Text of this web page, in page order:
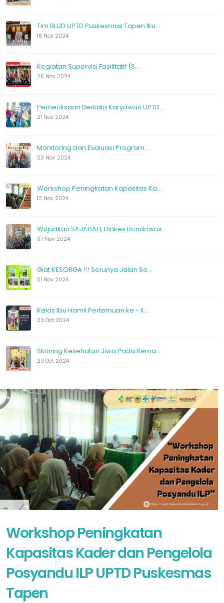
Tim BLUD UPTD Puskesmas Tapen Iku...
18 Nov 2024
Kegiatan Supervisi Fasilitatif (S...
26 Nov 2024
Pemeriksaan Berkala Karyawan UPTD...
21 Nov 2024
Monitoring dan Evaluasi Program...
23 Nov 2024
Workshop Peningkatan Kapasitas Ka...
13 Nov 2024
Wujudkan SAJADAH, Dinkes Bondowos...
07 Nov 2024
Giat KESORGA !!! Serunya Jalan Se...
01 Nov 2024
Kelas Ibu Hamil Pertemuan ke - II...
23 Oct 2024
Skrining Kesehatan Jiwa Pada Rema...
29 Oct 2024
Workshop Peningkatan
Kapasitas Kader dan Pengelola
Posyandu ILP UPTD Puskesmas
Tapen